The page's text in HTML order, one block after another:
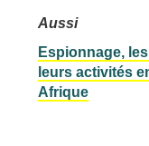
Aussi
Espionnage,
leurs activités
Afrique